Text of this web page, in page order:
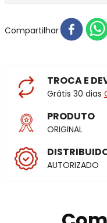
Compartilhar
TROCA E
Grátis 30 dias
PRODUTO
ORIGINAL
AUTORIZADO